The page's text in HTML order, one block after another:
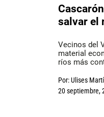
salvar el
Vecinos del
material
ríos más
Por:Ulises
20 septiembre,